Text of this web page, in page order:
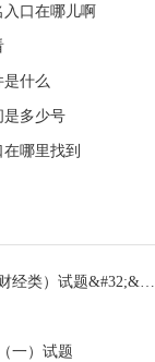
口在哪儿啊
是什么
是多少号
哪里找到
全国2024年4月自学考试经济法概论（财经类）试题&#32;&#32;
一）试题